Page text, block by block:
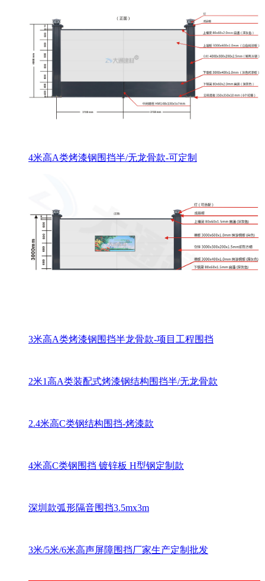
4米高A类烤漆钢围挡半/无龙骨款-可定制
3米高A类烤漆钢围挡半龙骨款-项目工程围挡